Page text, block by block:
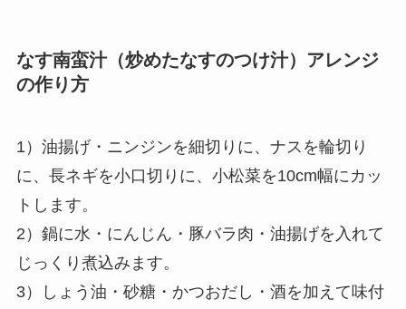
なす南蛮汁（炒めたなすのつけ汁）アレンジ
の作り方
1）油揚げ・ニンジンを細切りに、ナスを輪切り
に、長ネギを小口切りに、小松菜を10cm幅にカッ
トします。
2）鍋に水・にんじん・豚バラ肉・油揚げを入れて
じっくり煮込みます。
3）しょう油・砂糖・かつおだし・酒を加えて味付